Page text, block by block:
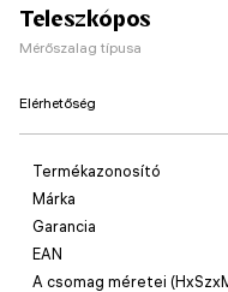
Teleszkópos
Mérőszalag típusa
Elérhetőség
Termékazonosító
Márka
Garancia
EAN
A csomag méretei